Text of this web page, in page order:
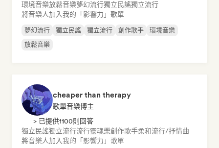
環境音樂放鬆音樂夢幻流行獨立民謠獨立流行
將音樂人加入我的「影響力」歌單
夢幻流行 獨立民謠 獨立流行 創作歌手
環境音樂
放鬆音樂
cheaper than therapy
歌單音樂博主
> 已提供1100則回答
獨立民謠獨立流行流行靈魂樂創作歌手柔和流行/抒情曲
將音樂人加入我的「影響力」歌單